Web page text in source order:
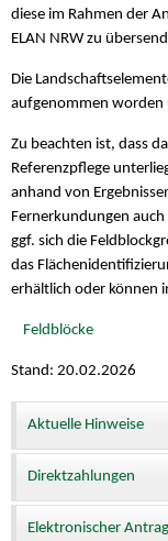
diese im Rahmen der
ELAN NRW zu
Die
aufgenommen worden
Zu beachten ist, dass
Referenzpflege
anhand von
Fernerkundungen
ggf. sich die
das
erhältlich oder können
Feldblöcke
Stand: 20.02.2026
Aktuelle Hinweise
Direktzahlungen
Elektronischer